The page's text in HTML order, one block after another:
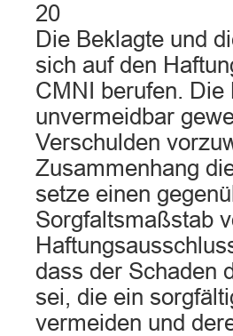
20
Die Beklagte und
sich auf den
CMNI berufen. Die
unvermeidbar
Verschulden
Zusammenhang
setze einen
Sorgfaltsmaßstab
dass der Schaden
sei, die ein
vermeiden und